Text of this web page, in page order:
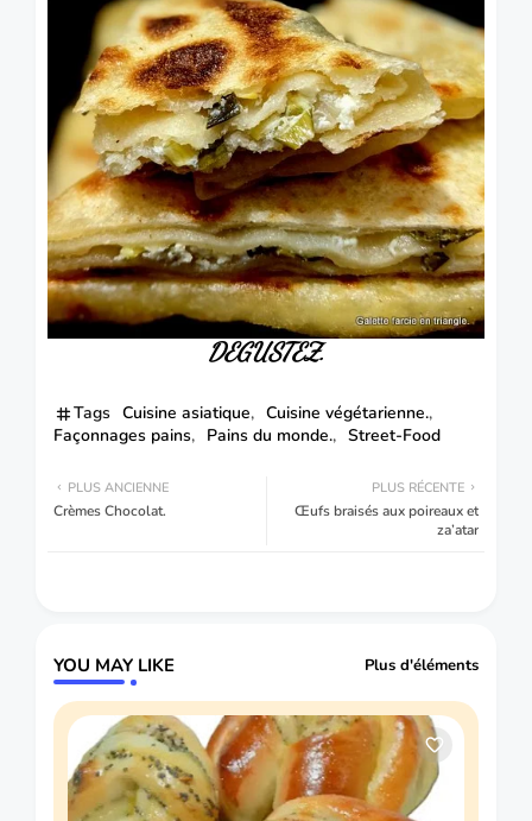
DEGUSTEZ.
Tags Cuisine asiatique
Cuisine végétarienne.
Façonnages pains
Pains du monde. Street-Food
PLUS RÉCENTE
Œufs braisés aux poireaux et
za’atar
PLUS ANCIENNE
Crèmes Chocolat.
YOU MAY LIKE Plus d'éléments